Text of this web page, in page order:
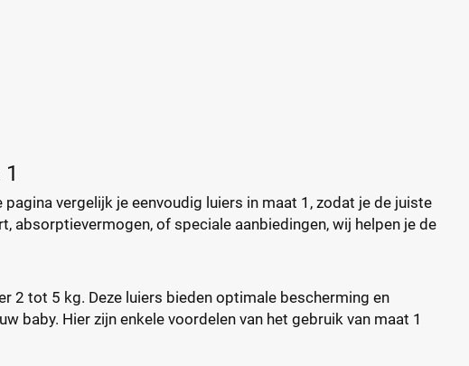
vergelijk je eenvoudig luiers in maat 1, zodat je de juiste
absorptievermogen, of speciale aanbiedingen, wij helpen je de
2 tot 5 kg. Deze luiers bieden optimale bescherming en
baby. Hier zijn enkele voordelen van het gebruik van maat 1